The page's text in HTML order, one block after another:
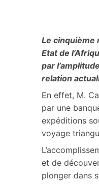
Le cinquième
Etat de
par
relation
En effet, M.
par une
expéditions
voyage
et de
plonger dans